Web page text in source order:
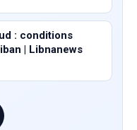
: conditions
| Libnanews